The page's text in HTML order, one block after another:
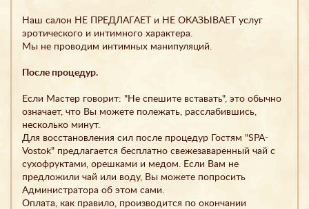
Наш салон НЕ ПРЕДЛАГАЕТ и НЕ ОКАЗЫВАЕТ услуг
эротического и интимного характера.
Мы не проводим интимных манипуляций.
После процедур.
Если Мастер говорит: "Не спешите вставать", это обычно
означает, что Вы можете полежать, расслабившись,
несколько минут.
Для восстановления сил после процедур Гостям "SPA-
Vostok" предлагается бесплатно свежезаваренный чай с
сухофруктами, орешками и медом. Если Вам не
предложили чай или воду, Вы можете попросить
Администратора об этом сами.
Оплата, как правило, производится по окончании